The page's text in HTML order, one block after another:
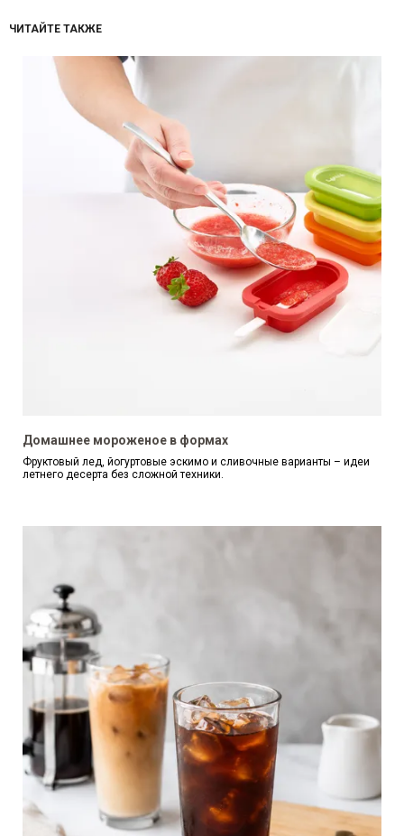
ЧИТАЙТЕ ТАКЖЕ
Домашнее мороженое в формах
Фруктовый лед, йогуртовые эскимо и сливочные варианты – идеи
летнего десерта без сложной техники.